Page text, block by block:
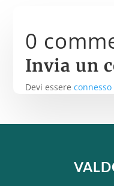
0
Invia un
Devi essereconnesso